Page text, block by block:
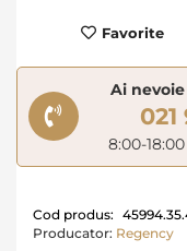
Favorite
Ai
021
8:00-
Cod produs:
Producator: Regency